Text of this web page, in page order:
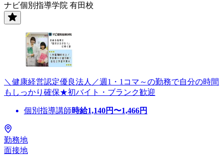
ナビ個別指導学院 有田校
＼健康経営認定優良法人／週1・1コマ～の勤務で自分の時間
もしっかり確保★初バイト・ブランク歓迎
個別指導講師時給1,140円〜1,466円
勤務地
面接地